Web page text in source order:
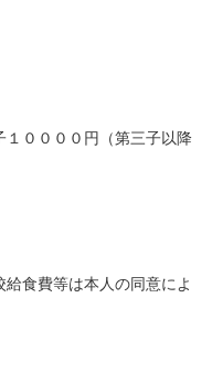
００００円（第三子以降
食費等は本人の同意によ